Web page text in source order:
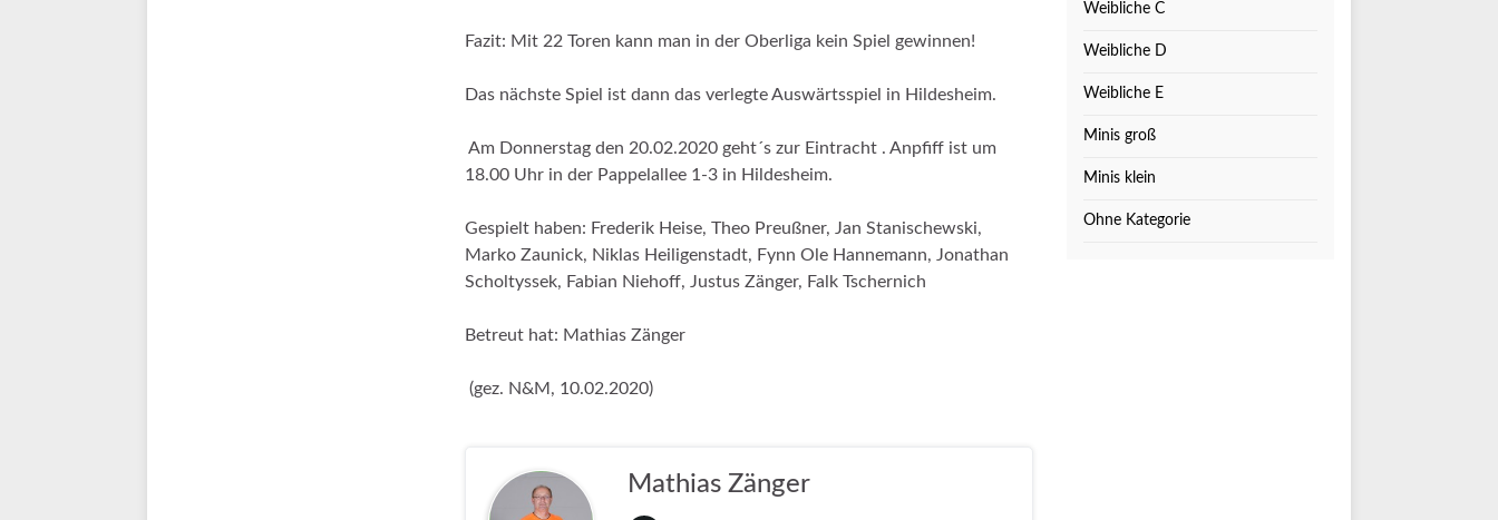
Fazit: Mit 22 Toren kann man in der Oberliga kein Spiel gewinnen!
Das nächste Spiel ist dann das verlegte Auswärtsspiel in Hildesheim.
Am Donnerstag den 20.02.2020 geht´s zur Eintracht . Anpfiff ist um
18.00 Uhr in der Pappelallee 1-3 in Hildesheim.
Gespielt haben: Frederik Heise, Theo Preußner, Jan Stanischewski,
Marko Zaunick, Niklas Heiligenstadt, Fynn Ole Hannemann, Jonathan
Scholtyssek, Fabian Niehoff, Justus Zänger, Falk Tschernich
Betreut hat: Mathias Zänger
(gez. N&M, 10.02.2020)
Mathias Zänger
Weibliche C
Weibliche D
Weibliche E
Minis groß
Minis klein
Ohne Kategorie